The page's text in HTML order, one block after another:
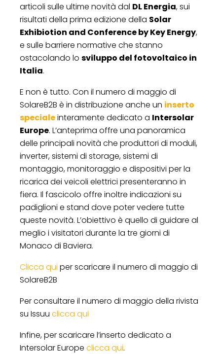
articoli sulle ultime novità dal DL Energia, sui
risultati della prima edizione della Solar
Exhibiotion and Conference by Key Energy,
e sulle barriere normative che stanno
ostacolando lo sviluppo del fotovoltaico in
Italia.
E non è tutto. Con il numero di maggio di
SolareB2B è in distribuzione anche un inserto
specialeinteramente dedicato a Intersolar
Europe. L’anteprima offre una panoramica
delle principali novità che produttori di moduli,
inverter, sistemi di storage, sistemi di
montaggio, monitoraggio e dispositivi per la
ricarica dei veicoli elettrici presenteranno in
fiera. Il fascicolo offre inoltre indicazioni su
padiglioni e stand dove poter vedere tutte
queste novità. L’obiettivo è quello di guidare al
meglio i visitatori durante la tre giorni di
Monaco di Baviera.
Clicca qui per scaricare il numero di maggio di
SolareB2B
Per consultare il numero di maggio della rivista
su Issuu clicca qui
Infine, per scaricare l’inserto dedicato a
Intersolar Europe clicca qui.